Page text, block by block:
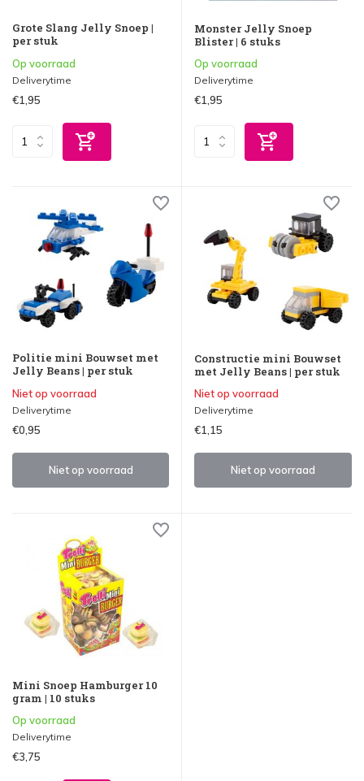
Grote Slang Jelly Snoep |
per stuk
Op voorraad
Deliverytime
€1,95
Monster Jelly Snoep
Blister | 6 stuks
Op voorraad
Deliverytime
€1,95
Politie mini Bouwset met
Jelly Beans | per stuk
Niet op voorraad
Deliverytime
€0,95
Niet op voorraad
Constructie mini Bouwset
met Jelly Beans | per stuk
Niet op voorraad
Deliverytime
€1,15
Niet op voorraad
Mini Snoep Hamburger 10
gram | 10 stuks
Op voorraad
Deliverytime
€3,75